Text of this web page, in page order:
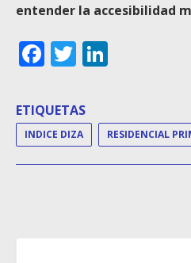
entender la accesibilidad
Facebook
Twitter
ETIQUETAS
INDICE DIZA